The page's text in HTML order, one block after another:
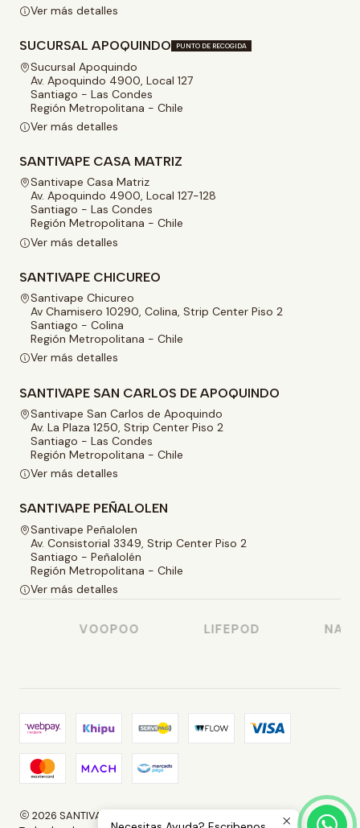
Ver más detalles
SUCURSAL APOQUINDO PUNTO DE RECOGIDA
Sucursal Apoquindo
Av. Apoquindo 4900, Local 127
Santiago - Las Condes
Región Metropolitana - Chile
Ver más detalles
SANTIVAPE CASA MATRIZ
Santivape Casa Matriz
Av. Apoquindo 4900, Local 127-128
Santiago - Las Condes
Región Metropolitana - Chile
Ver más detalles
SANTIVAPE CHICUREO
Santivape Chicureo
Av Chamisero 10290, Colina, Strip Center Piso 2
Santiago - Colina
Región Metropolitana - Chile
Ver más detalles
SANTIVAPE SAN CARLOS DE APOQUINDO
Santivape San Carlos de Apoquindo
Av. La Plaza 1250, Strip Center Piso 2
Santiago - Las Condes
Región Metropolitana - Chile
Ver más detalles
SANTIVAPE PEÑALOLEN
Santivape Peñalolen
Av. Consistorial 3349, Strip Center Piso 2
Santiago - Peñalolén
Región Metropolitana - Chile
Ver más detalles
VOOPOO LIFEPOD
2026 SANTIVAPE.